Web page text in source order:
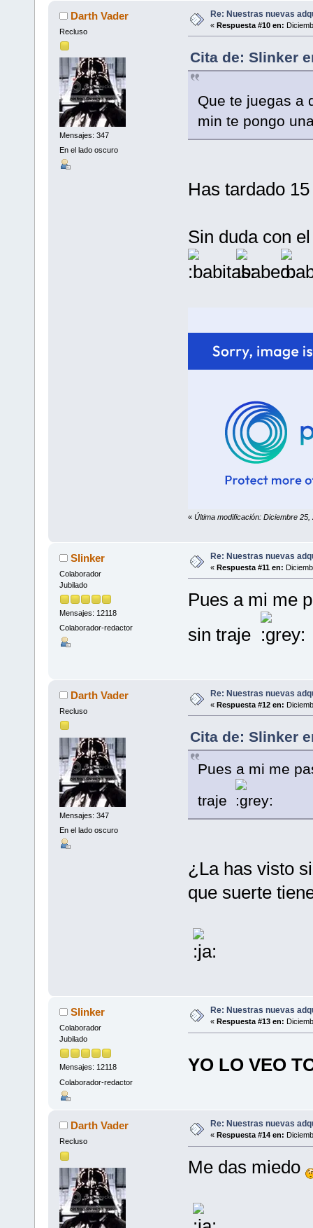
Darth Vader
Recluso
Mensajes: 347
En el lado oscuro
Re: Nuestras nuevas
« Respuesta #10 en:
Cita de: Slinker
Que te juegas a
min te pongo
Has tardado
Sin duda con
« Última modificación: Diciembre
Slinker
Colaborador
Jubilado
Mensajes: 12118
Colaborador-redactor
Re: Nuestras nuevas
« Respuesta #11 en:
Pues a mi me
sin traje
Darth Vader
Recluso
Mensajes: 347
En el lado oscuro
Re: Nuestras nuevas
« Respuesta #12 en:
Cita de: Slinker
Pues a mi me
traje
¿La has visto
que suerte
Slinker
Colaborador
Jubilado
Mensajes: 12118
Colaborador-redactor
Re: Nuestras nuevas
« Respuesta #13 en:
YO LO VEO
Darth Vader
Recluso
Re: Nuestras nuevas
« Respuesta #14 en:
Me das miedo